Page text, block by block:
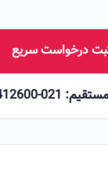
سریع